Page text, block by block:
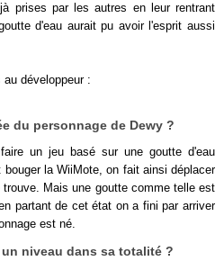
prises par les autres en leur rentrant
d'eau aurait pu avoir l'esprit aussi
développeur :
du personnage de Dewy ?
un jeu basé sur une goutte d'eau
la WiiMote, on fait ainsi déplacer
Mais une goutte comme telle est
partant de cet état on a fini par arriver
est né.
niveau dans sa totalité ?